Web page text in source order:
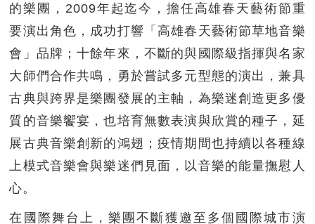
的樂團，2009年起迄今，擔任高雄春天藝術節重
要演出角色，成功打響「高雄春天藝術節草地音樂
會」品牌；十餘年來，不斷的與國際級指揮與名家
大師們合作共鳴，勇於嘗試多元型態的演出，兼具
古典與跨界是樂團發展的主軸，為樂迷創造更多優
質的音樂饗宴，也培育無數表演與欣賞的種子，延
展古典音樂創新的鴻翅；疫情期間也持續以各種線
上模式音樂會與樂迷們見面，以音樂的能量撫慰人
心。
在國際舞台上，樂團不斷獲邀至多個國際城市演